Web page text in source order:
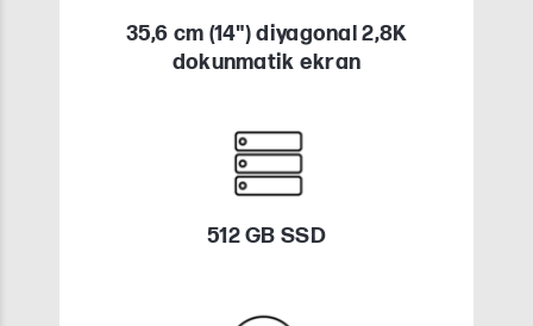
35,6 cm (14") diyagonal 2,8K
dokunmatik ekran
512 GB SSD